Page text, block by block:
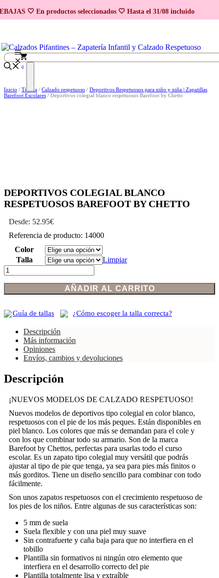
🤍 En productos seleccionados 🤍 Hasta el 31/08 incluido
Saltar
al
0
Inicio / Tienda / Calzado respetuoso / Deportivos Respetuosos para niño y niña | Zapatillas
Barefoot Escolares / Deportivos colegial blanco respetuosos Barefoot by Chetto
DEPORTIVOS COLEGIAL BLANCO
RESPETUOSOS BAREFOOT BY CHETTO
Desde: 52.95€
Referencia de producto: 14000
Color
Talla
Limpiar
Deportivos
colegial
blanco
respetuosos
by
cantidad
AÑADIR AL CARRITO
Guía de tallas ¿Cómo escoger la talla correcta?
Descripción
Más información
Opiniones
Envíos, cambios y devoluciones
Descripción
¡NUEVOS MODELOS DE CALZADO RESPETUOSO!
Nuevos modelos de deportivos tipo colegial en color blanco,
respetuosos con el pie de los más peques. Están disponibles en
piel blanco. Los colores que más se demandan para el cole y
con los que combinar todo su armario. Son de la marca
Barefoot by Chettos, perfectas para usarlas todo el curso
escolar. Es un zapato tipo colegial muy versátil que podrás
ajustar al tipo de pie que tenga, ya sea para pies más finitos o
más gorditos. Tiene un diseño sencillo para combinar con todo
fácilmente.
Son unos zapatos respetuosos con el crecimiento respetuoso de
los pies de los niños. Entre algunas de sus características son:
5 mm de suela
Suela flexible y con una piel muy suave
Sin contrafuerte y caña baja para que no interfiera en el
tobillo
Plantilla sin formativos ni ningún otro elemento que
interfiera en el desarrollo correcto del pie
Plantilla totalmente lisa y extraíble